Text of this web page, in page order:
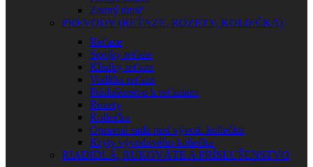
Zadný tlmič
PREVODY (REŤAZE, ROZETY, KOLIEČKA)
Reťaze
Spojky reťaze
Kladky reťaze
Vodítka reťaze
Príslušenstvo k reťaziam
Rozety
Koliečka
Opravná sada pod vývod. koliečko
Kryty vývodového koliečka
RIADIDLÁ, RUKOVÄTE A PRÍSLUŠENSTVO